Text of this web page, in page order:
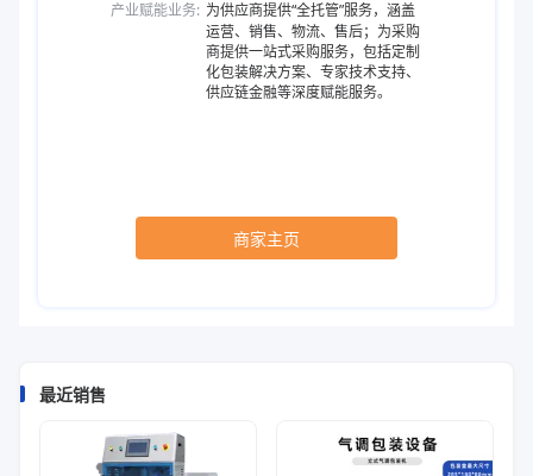
产业赋能业务: 为供应商提供“全托管”服务，涵盖
运营、销售、物流、售后；为采购
商提供一站式采购服务，包括定制
化包装解决方案、专家技术支持、
供应链金融等深度赋能服务。
商家主页
最近销售